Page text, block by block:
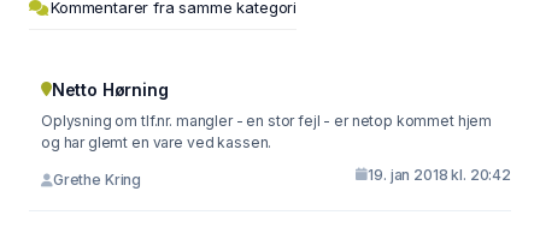
Kommentarer fra samme kategori
Netto Hørning
Oplysning om tlf.nr. mangler - en stor fejl - er netop kommet hjem
og har glemt en vare ved kassen.
Grethe Kring 19. jan 2018 kl. 20:42